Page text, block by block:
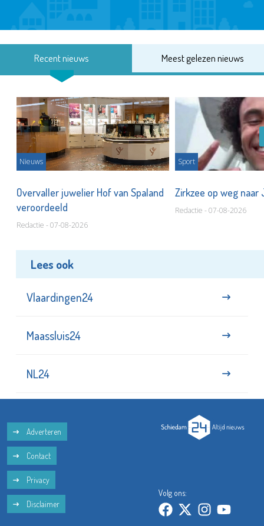
Recent nieuws Meest gelezen nieuws
Nieuws
Overvaller juwelier Hof van Spaland
veroordeeld
Redactie - 07-08-2026
Sport
Zirkzee op weg
Redactie - 07-08-2026
Lees ook
Vlaardingen24
Maassluis24
NL24
Adverteren
Contact
Privacy
Disclaimer
Volg ons: